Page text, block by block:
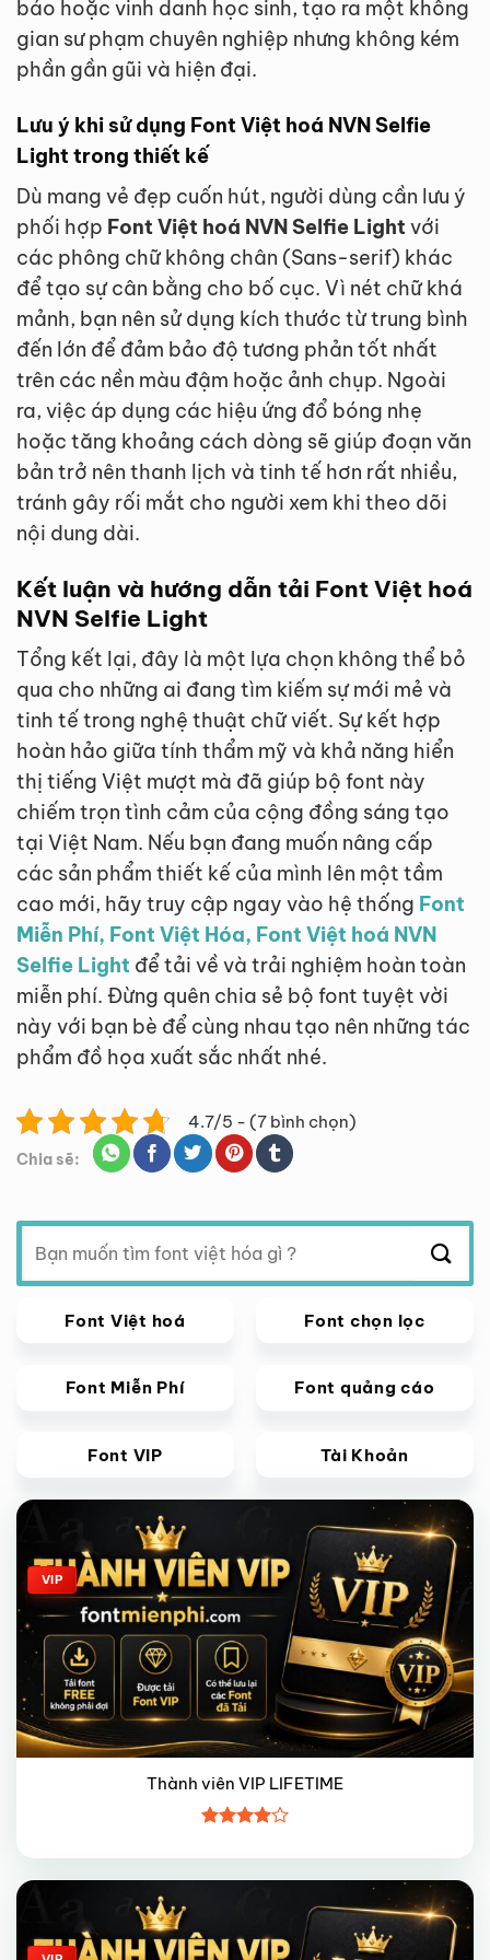
báo hoặc vinh danh học sinh, tạo ra một không
gian sư phạm chuyên nghiệp nhưng không kém
phần gần gũi và hiện đại.
Lưu ý khi sử dụng Font Việt hoá NVN Selfie
Light trong thiết kế
Dù mang vẻ đẹp cuốn hút, người dùng cần lưu ý
phối hợp Font Việt hoá NVN Selfie Light với
các phông chữ không chân (Sans-serif) khác
để tạo sự cân bằng cho bố cục. Vì nét chữ khá
mảnh, bạn nên sử dụng kích thước từ trung bình
đến lớn để đảm bảo độ tương phản tốt nhất
trên các nền màu đậm hoặc ảnh chụp. Ngoài
ra, việc áp dụng các hiệu ứng đổ bóng nhẹ
hoặc tăng khoảng cách dòng sẽ giúp đoạn văn
bản trở nên thanh lịch và tinh tế hơn rất nhiều,
tránh gây rối mắt cho người xem khi theo dõi
nội dung dài.
Kết luận và hướng dẫn tải Font Việt hoá
NVN Selfie Light
Tổng kết lại, đây là một lựa chọn không thể bỏ
qua cho những ai đang tìm kiếm sự mới mẻ và
tinh tế trong nghệ thuật chữ viết. Sự kết hợp
hoàn hảo giữa tính thẩm mỹ và khả năng hiển
thị tiếng Việt mượt mà đã giúp bộ font này
chiếm trọn tình cảm của cộng đồng sáng tạo
tại Việt Nam. Nếu bạn đang muốn nâng cấp
các sản phẩm thiết kế của mình lên một tầm
cao mới, hãy truy cập ngay vào hệ thống Font
Miễn Phí, Font Việt Hóa, Font Việt hoá NVN
Selfie Light để tải về và trải nghiệm hoàn toàn
miễn phí. Đừng quên chia sẻ bộ font tuyệt vời
này với bạn bè để cùng nhau tạo nên những tác
phẩm đồ họa xuất sắc nhất nhé.
4.7/5 - (7 bình chọn)
Chia sẽ:
Tìm
kiếm:
Font Việt hoá Font chọn lọc
Font Miễn Phí Font quảng cáo
Font VIP Tài Khoản
Giảm giá!
VIP
Thành viên VIP LIFETIME
xếp hạng
Giảm giá!